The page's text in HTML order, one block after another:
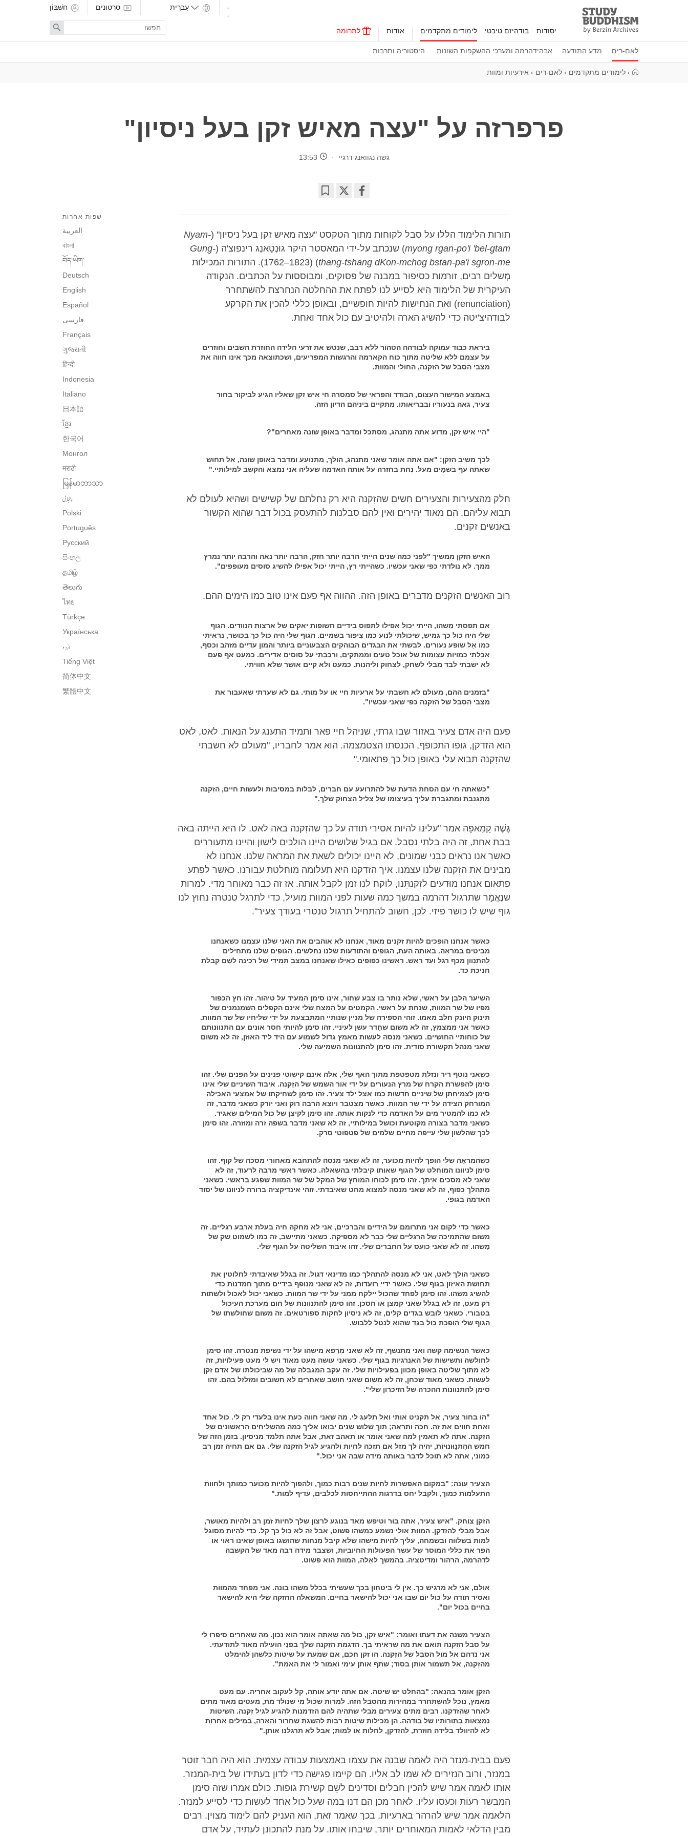
Study
Buddhism
Home
יסודות בודהיזם טיבטי לימודים מתקדמים
לאם-רים מדע התודעה אבהידהרמה ומערכי ההשקפות השונות. היסטוריה ותרבות
אודות לתרומה
סרטונים חֶשְׁבּוֹן
Enter
search
term
Search
› לימודים מתקדמים › לאם-רים › אירעיות ומוות
פרפרזה על "עצה מאיש זקן בעל ניסיון"
גשה נגוואנג דרגיי 13:53
on
facebook
שפות אחרות
العربية
বাংলা
བོད་ཡིག་
Deutsch
English
Español
فارسی
Français
ગુજરાતી
हिन्दी
Indonesia
Italiano
日本語
ខ្មែរ
한국어
Монгол
मराठी
မြန်မာဘာသာ
پنجابی
Polski
Português
Русский
සිංහල
தமிழ்
తెలుగు
ไทย
Türkçe
Українська
اُردو
Tiếng Việt
简体中文
繁體中文
תורות הלימוד הללו על סבל לקוחות מתוך הטקסט "עצה מאיש זקן בעל ניסיון" (Nyam-
myong rgan-po'i 'bel-gtam) שנכתב על-ידי המאסטר היקר גוּנְטַאנְג רינפוצ'ה (Gung-
thang-tshang dKon-mchog bstan-pa'i sgron-me
) (1762–1823). התורות המכילות
מְשלים רבים, זורמות כסיפור במבנה של פסוקים, ומבוססות על הכתבים. הנקודה
העיקרית של הלימוד היא לסייע לנו לפתח את ההחלטה הנחרצת להשתחרר
(renunciation) ואת הנחישות להיות חופשיים, ובאופן כללי להכין את הקרקע
לבודהיצ'יטה כדי להשיג הארה ולהיטיב עם כול אחד ואחת.
ביראת כבוד עמוקה לבודהה הטהור ללא רבב, שנטש את זרעי הלידה החוזרת השבים וחוזרים
על עצמם ללא שליטה מתוך כוח הקארמה והרגשות המפריעים, ושכתוצאה מכך אינו חווה את
מצבי הסבל של הזקנה, החולי והמוות.
באמצע המישור העצום, הבודד והפראי של סמסרה חי איש זקן שאליו הגיע לביקור בחור
צעיר, גאה בנעוריו ובבריאותו. מתקיים ביניהם הדיון הזה.
"היי איש זקן, מדוע אתה מתנהג, מסתכל ומדבר באופן שונה מאחרים"?
לכך משיב הזקן: "אם אתה אומר שאני מתנהג, הולך, מתנועע ומדבר באופן שונה, אל תחוש
שאתה עף בשמַים מעל. נְחת בחזרה על אותה האדמה שעליה אני נמצא והקשב למילותיי."
חלק מהצעירות והצעירים חשים שהזִקנה היא רק נחלתם של קשישים ושהיא לעולם לא
תבוא עליהם. הם מאוד יהירים ואין להם סבלנות להתעסק בכול דבר שהוא הקשור
באנשים זקנים.
האיש הזקן ממשיך "לפני כמה שנים הייתי הרבה יותר חזק, הרבה יותר נאה והרבה יותר נמרץ
ממך. לא נולדתי כפי שאני עכשיו. כשהייתי רץ, הייתי יכול אפילו להשיג סוסים מעופפים".
רוב האנשים הזקנים מדברים באופן הזה. ההווה אף פעם אינו טוב כמו הימים ההם.
אם תפסתי מַשהו, הייתי יכול אפילו לתפוס בידיים חשופות יאקים של ארצות הנוודים. הגוף
שלי היה כול כך גמיש, שיכולתי לנוע כמו ציפור בשמיים. הגוף שלי היה כול כך בכושר, נראיתי
כמו אֵל שופע נעורים. לבשתי את הבגדים הבוהקים הצבעוניים ביותר והמון עדיים מזהב וכסף,
אכלתי כמויות עצומות של אוכל טעים וממתקים, ורכבתי על סוסים אדירים. כמעט אף פעם
לא ישבתי לבד מבלי לשחק, לצחוק וליהנות. כמעט ולא קיים אושר שלא חוויתי.
"בזמנים ההם, מעולם לא חשבתי על ארעיות חיי או על מותי. גם לא שערתי שאעבור את
מצבי הסבל של הזקנה כפי שאני עכשיו".
פעם היה אדם צעיר באזור שבו גרתי, שניהל חיי פאר ותמיד התענג על הנאות. לאט, לאט
הוא הזדקן, גופו התכופף, הכנסתו הצטמצמה. הוא אמר לחבריו, "מעולם לא חשבתי
שהזִקנה תבוא עלי באופן כול כך פתאומי."
"כשאתה חי עם הסחת הדעת של להתרועע עם חברים, לבלות במסיבות ולעשות חיים, הזִקנה
מתגנבת ומתגברת עליך בעיצומו של צליל הצחוק שלך."
גֶשֶׁה קָמַאפָּה אמר "עלינו להיות אסירי תודה על כך שהזִקנה באה לאט. לו היא הייתה באה
בבת אחת, זה היה בלתי נסבל. אם בגיל שלושים היינו הולכים לישון והיינו מתעוררים
כאשר אנו נראים כבני שמונים, לא היינו יכולים לשאת את המראה שלנו. אנחנו לא
מבינים את הזִקנה שלנו עצמנו. איך הזדקנו היא תעלומה מוחלטת עבורנו. כאשר לפתע
פתאום אנחנו מוּדעים לזִקנתֵּנו, לוקח לנו זמן לקבל אותה. אז זה כבר מאוחר מדי. למרות
שנֶאֱמַר שתרגול דהרמה במשך כמה שעות לפני המוות מועיל, כדי לתרגל טנטרה נחוץ לנו
גוף שיש לו כושר פיזי. לכן, חשוב להתחיל תרגול טנטרי בעודך צעיר".
כאשר אנחנו הופכים להיות זקנים מאוד, אנחנו לא אוהבים את האני שלנו עצמנו כשאנחנו
מביטים במראַה. באותה העת, הגופים והתודעות שלנו נחלשים. הגופים שלנו מתחילים
להתנוון מכף רגל ועד ראש. ראשינו כפופים כאילו שאנחנו במצב תמידי של רכינה לשֵׁם קבלת
חניכת כד.
השיער הלבן על ראשי, שלא נותר בו צבע שחור, אינו סימן המעיד על טיהור. זהו חץ הכפור
מפיו של שר המוות, שנחת על ראשי. הקמטים על המצח שלי אינם הקפלים השמנמנים של
תינוק היונק חלב מאמו. זוהי הספירה של מניין שנותיי המתבצעת על ידי שליחיו של שר המוות.
כאשר אני ממצמץ, זה לא משום שחַדר עשן לעיניי. זהו סימן להיותי חסר אונים עם התנוונותם
של כוחותיי החושיים. כשאני מנסה לעשות מאמץ גדול לשמוע עם היד ליד האוזן, זה לא משום
שאני מנהל תקשורת סודית. זהו סימן להתנוונות השמיעה שלי.
כשאני נוטף ריר ונזלת מטפטפת מתוך האף שלי, אלה אינם קישוטי פנינים על הפנים שלי. זהו
סימן להפשרת הקרח של מרץ הנעורים על ידי אור השמש של הזִִקנה. איבוד השיניים שלי אינו
סימן לצמיחתן של שיניים חדשות כמו אצל ילד צעיר. זהו סימן לשחיקתו של אמצעי האכילה
המורחק הצידה על ידי שר המוות. כאשר מצטבר ויוצא הרבה רוק ואני יורק כשאני מדבר, זה
לא כמו להמטיר מים על האדמה כדי לנקות אותה. זהו סימן לקיצן של כול המילים שאגיד.
כשאני מדבר בצורה מקוטעת וכושל במילותיי, זה לא שאני מדבר בשפה זרה ומוזרה. זהו סימן
לכך שהלשון שלי עייפה מחיים שלמים של פטפוטי סרק.
כשהמראֵה שלי הופך להיות מכוער, זה לא שאני מנסה להתחבא מאחורי מסכה של קוף. זהו
סימן לניוונו המוחלט של הגוף שאותו קיבלתי בהשאלה. כאשר ראשי מרבה לרעוד, זה לא
שאני לא מסכים איתך. זהו סימן לכוחו המוחץ של המקל של שר המוות שפגע בראשי. כשאני
מתהלך כפוף, זה לא שאני מנסה למצוא מחט שאיבדתי. זוהי אינדיקציה ברורה לניוונו של יסוד
האדמה בגופי.
כאשר כדי לקום אני מתרומם על הידיים והברכיים, אני לא מחקה חיה בעלת ארבע רגליים. זה
משום שהתמיכה של הרגליים שלי כבר לא מספיקה. כשאני מתיישב, זה כמו לשמוט שק של
מַשהו. זה לא שאני כועס על החברים שלי. זהו איבוד השליטה על הגוף שלי.
כשאני הולך לאט, אני לא מנסה להתהלך כמו מדינאי דגול. זה בגלל שאיבדתי לחלוטין את
תחושת האיזון בגוף שלי. כאשר ידיי רועדות, זה לא שאני מנופף בידיים מתוך חמדנות כדי
להשיג משהו. זהו סימן לפחד שהכול יילקח ממני על ידי שר המוות. כשאני יכול לאכול ולשתות
רק מעט, זה לא בגלל שאני קמצן או חסכן. זהו סימן להתנוונות של חום מערכת העיכול
בטבורי. כשאני לובש בגדים קלים, זה לא ניסיון לחקות ספורטאים. זה משום שחולשתו של
הגוף שלי הופכת כול בגד שהוא לנטל ללבוש.
כאשר הנשימה קשה ואני מתנשף, זה לא שאני מְרַפא מישהו על ידי נשיפת מנטרה. זהו סימן
לחולשה ותשישות של האנרגיות בגוף שלי. כשאני עושה מעט מאוד ויש לי מעט פעילויות, זה
לא מתוך שליטה באופן מכוון בפעילויות שלי. זה עקב המגבלה של מה שביכולתו של אדם זקן
לעשות. כשאני מאוד שכחן, זה לא משום שאני חושב שאחרים לא חשובים ומזלזל בהם. זהו
סימן להתנוונות ההכרה של הזיכרון שלי".
"הו בחור צעיר, אל תקניט אותי ואל תלעג לי. מה שאני חווה כעת אינו בלעדי רק לי. כול אחד
ואחת חווים את זה. חכה ותראה; תוך שלוש שנים יבואו אליך כמה מהשליחים הראשונים של
הזִקנה. אתה לא תאמין למה שאני אומר או תאהב זאת, אבל אתה תלמד מניסיון. בזמן הזה של
חמש ההִתְנַוְּונוּיּוֹת, יהיה לך מזל אם תזכה לחיות ולהגיע לגיל הזקנה שלי. גם אם תחיה זמן רב
כמוני, אתה לא תוכל לדבר באותה מידה שבה אני יכול."
הצעיר עונה: "במקום האפשרות לחיות שנים רבות כמוך, ולהפוך להיות מכוער כמותך ולחוות
התעלמות כמוך, ולקבל יחס בדרגות ההתייחסות לכלבים, עדיף למות."
הזקן צוחק. "איש צעיר, אתה בּוּר וטיפש מאד בנוגע לרצון שלך לחיות זמן רב ולהיות מאושר,
אבל מבלי להזדקן. המוות אולי נשמע כמַשהו פשוט, אבל זה לא כול כך קל. כדי להיות מסוגל
למות בשלווה ובשמחה, עליך להיות מישהו שלא קיבל מִנחות שהושגו באופן שאינו ראוי או
הפר את כללי המוסר של עשר הפעולות החיוביות, ושצבר מידה רבה מאד של הקשבה
לדהרמה, הרהור ומדיטציה. בהמשך לאֵלה, המוות הוא פשוט.
אולם, אני לא מרגיש כך. אין לי ביטחון בכך שעשיתי בכלל משהו בונה. אני מפחד מהמוות
ואסיר תודה על כול יום שבו אני יכול להישאר בחיים. המשאלה החזקה שלי היא להישאר
בחיים בכול יום".
הצעיר משנה את דעתו ואומר: "איש זקן, כול מה שאתה אומר הוא נכון. מה שאחרים סיפרו לי
על סבל הזקנה תואם את מה שראיתי בך. הדגמת הזִקנה שלך בפנַי הועילה מאוד לתודעתי.
אני נדהם אל מול הסבל של הזִקנה. הו זקן חכם, אם שמעת על שיטות כלשהן להימלט
מהזִקנה, אל תשמור אותן בסוד; שתף אותן עימי ואמור לי את האמת".
הזקן אומר בהנאה: "בהחלט יש שיטה. אם אתה יודע אותה, קל לעקוב אחריה. עם מעט
מאמץ, נוכל להשתחרר במהירות מהסבל הזה. למרות שכול מי שנולד מת, מעטים מאוד מתים
לאחר שהזדקְנו. רבים מתים צעירים מבלי שתהיה להם הזדמנות להגיע לגיל זִקנה. השיטות
נמצאות בתורותיו של בודהה. הן מכילות שיטות רבות להשגת שחרור והארה, במילים אחרות
לא להיוולד בלידה חוזרת, להזדקן, לחלות או למות; אבל לא תרגלנו אותן."
פעם בבית-מנזר היה לאמה שבנה את עצמו באמצעות עבודה עצמית. הוא היה חבר זוטר
במנזר, ורוב הנזירים לא שמו לב אליו. הם קיימו פגישה כדי לדון בעתידו של בית-המנזר.
אותו לאמה אמר שיש להכין חבלים וסדינים לשֵׁם קשירת גופות. כולם אמרו שזה סימן
המבשר רעוֹת וכעסו עליו. לאחר מכן הם דנו במה שעל כול אחד לעשות כדי לסייע למנזר.
הלאמה אמר שיש להרהר בארעיות. בכך שאמר זאת, הוא העניק להם לימוד מצוין. רבים
מבין הדלאי לאמות המאוחרים יותר, שיבחו אותו. על מנת להתכונן לעתיד, על אדם